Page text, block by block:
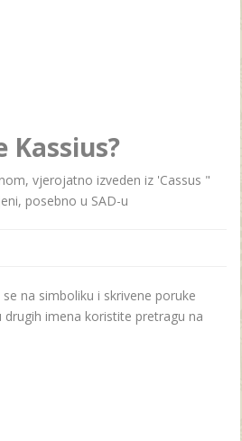
Kassius?
vjerojatno izveden iz 'Cassus "
posebno u SAD-u
na simboliku i skrivene poruke
imena koristite pretragu na